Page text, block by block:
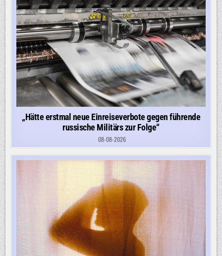
„Hätte erstmal neue Einreiseverbote gegen führende
russische Militärs zur Folge“
08-08-2026